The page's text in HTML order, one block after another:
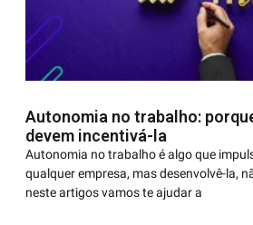
Autonomia no trabalho:
devem incentivá-la
Autonomia no trabalho é algo que
qualquer empresa, mas desenvolvê-la,
neste artigos vamos te ajudar a